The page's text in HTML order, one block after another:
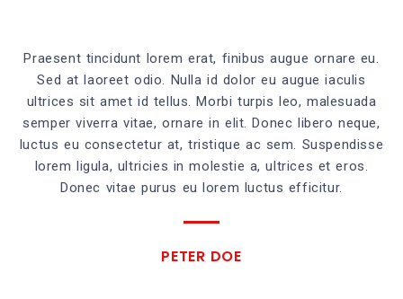
Praesent tincidunt lorem erat, finibus augue ornare eu.
Sed at laoreet odio. Nulla id dolor eu augue iaculis
ultrices sit amet id tellus. Morbi turpis leo, malesuada
semper viverra vitae, ornare in elit. Donec libero neque,
luctus eu consectetur at, tristique ac sem. Suspendisse
lorem ligula, ultricies in molestie a, ultrices et eros.
Donec vitae purus eu lorem luctus efficitur.
PETER DOE